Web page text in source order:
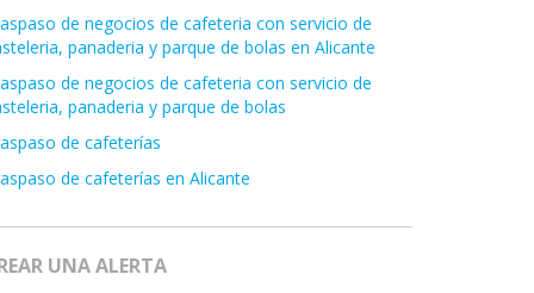
de negocios de cafeteria con servicio de
panaderia y parque de bolas en Alicante
de negocios de cafeteria con servicio de
panaderia y parque de bolas
de cafeterías
de cafeterías en Alicante
UNA ALERTA